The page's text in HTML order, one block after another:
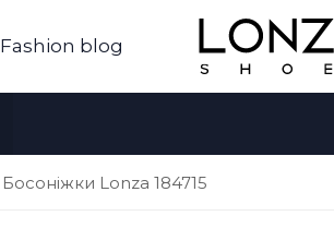
Fashion blog
Босоніжки Lonza 184715